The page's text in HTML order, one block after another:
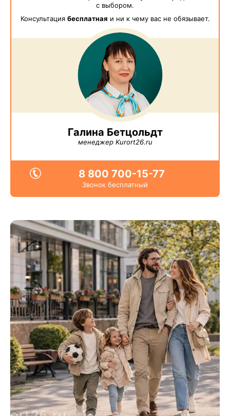
с выбором.
Консультация бесплатная и ни к чему вас не обязывает.
Галина Бетцольдт
менеджер Kurort26.ru
8 800 700-15-77
Звонок бесплатный